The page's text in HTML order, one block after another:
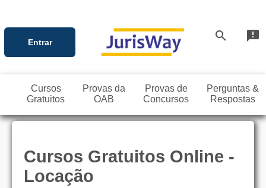
Entrar search announcement
Cursos
Gratuitos
Provas da
OAB
Provas de
Concursos
Perguntas &
Respostas
Cursos Gratuitos Online -
Locação